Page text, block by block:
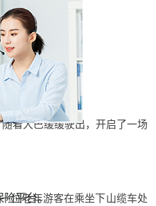
险平台。
着大巴缓缓驶出，开启了一场
位老年游客在乘坐下山缆车处